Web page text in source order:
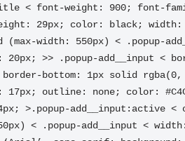
< font-weight: 900; font-
29px; color: black; width:
(max-width: 550px) < .popup-
>> .popup-add__input <
border-bottom: 1px solid
outline: none; color:
>.popup-add__input:active <
< .popup-add__input <